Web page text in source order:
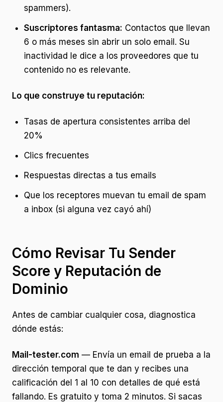
spammers).
Suscriptores fantasma: Contactos que llevan
6 o más meses sin abrir un solo email. Su
inactividad le dice a los proveedores que tu
contenido no es relevante.
Lo que construye tu reputación:
Tasas de apertura consistentes arriba del
20%
Clics frecuentes
Respuestas directas a tus emails
Que los receptores muevan tu email de spam
a inbox (si alguna vez cayó ahí)
Cómo Revisar Tu Sender
Score y Reputación de
Dominio
Antes de cambiar cualquier cosa, diagnostica
dónde estás:
Mail-tester.com — Envía un email de prueba a la
dirección temporal que te dan y recibes una
calificación del 1 al 10 con detalles de qué está
fallando. Es gratuito y toma 2 minutos. Si sacas